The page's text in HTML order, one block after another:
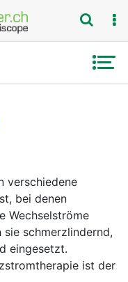
verschiedene
bei denen
Wechselströme
schmerzlindernd,
eingesetzt.
ist der